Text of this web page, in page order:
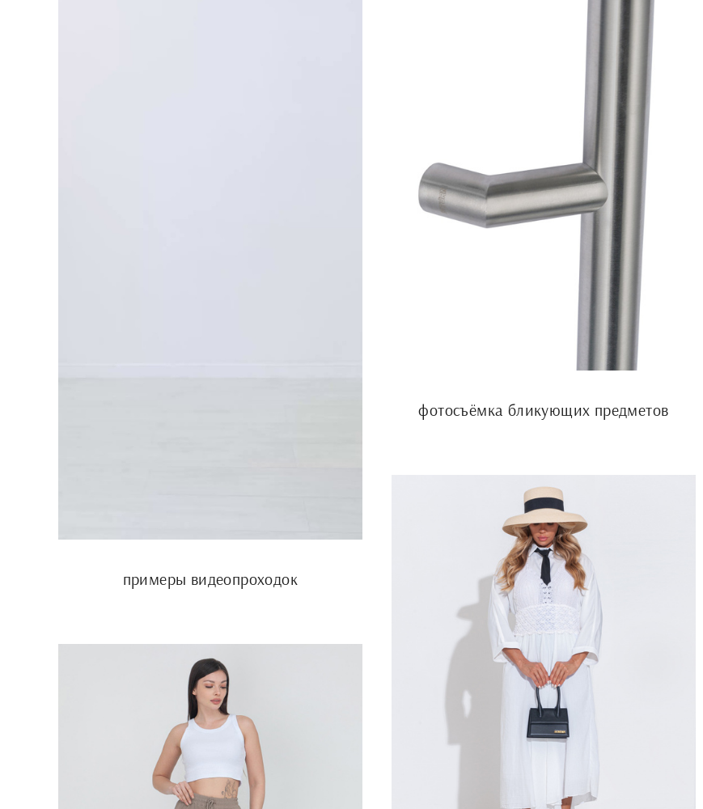
фотосъёмка бликующих предметов
примеры видеопроходок